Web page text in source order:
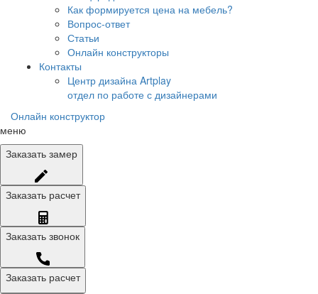
Как формируется цена на мебель?
Вопрос-ответ
Статьи
Онлайн конструкторы
Контакты
Центр дизайна Artplay
отдел по работе с дизайнерами
Онлайн конструктор
меню
Заказать замер
Заказать расчет
Заказать звонок
Заказать расчет